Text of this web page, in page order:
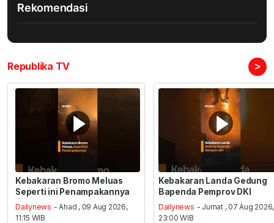
Rekomendasi
Republika TV >
Kebakaran Bromo Meluas
Seperti ini Penampakannya
Dailynews - Ahad , 09 Aug 2026,
11:15 WIB
Kebakaran Landa Gedung
Bapenda Pemprov DKI
Dailynews - Jumat , 07 Aug 2026,
23:00 WIB